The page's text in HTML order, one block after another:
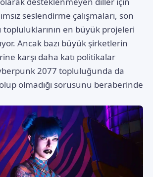
seslendirme çalışmaları, son
topluluklarının en büyük projeleri
Ancak bazı büyük şirketlerin
karşı daha katı politikalar
2077 topluluğunda da
olmadığı sorusunu beraberinde